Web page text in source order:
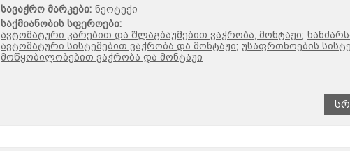
სავაჭრო მარკები: ნეოტექი
საქმიანობის სფეროები:
ავტომატური კარებით და შლაგბაუმებით ვაჭრობა, მონტაჟი;
ავტომატური სისტემებით ვაჭრობა და მონტაჟი; უსაფრთხოების
მოწყობილობებით ვაჭრობა და მონტაჟი